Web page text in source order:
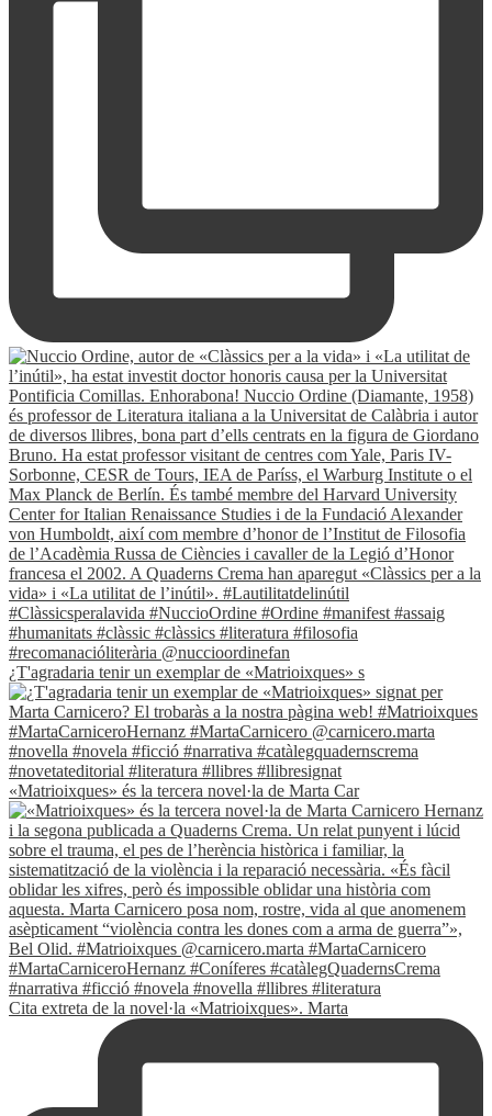
¿T'agradaria tenir un exemplar de «Matrioixques» s
«Matrioixques» és la tercera novel·la de Marta Car
Cita extreta de la novel·la «Matrioixques». Marta